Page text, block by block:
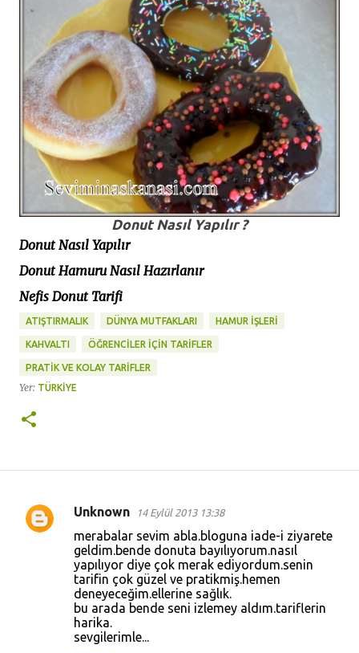
Donut Nasıl Yapılır ?
Donut Nasıl Yapılır
Donut Hamuru Nasıl Hazırlanır
Nefis Donut Tarifi
ATIŞTIRMALIK DÜNYA MUTFAKLARI HAMUR İŞLERİ
KAHVALTI ÖĞRENCİLER İÇİN TARİFLER
PRATİK VE KOLAY TARİFLER
Yer: TÜRKIYE
Y
Unknown 14 Eylül 2013 13:38
merabalar sevim abla.bloguna iade-i ziyarete
geldim.bende donuta bayılıyorum.nasıl
yapılıyor diye çok merak ediyordum.senin
tarifin çok güzel ve pratikmiş.hemen
deneyeceğim.ellerine sağlık.
bu arada bende seni izlemey aldım.tariflerin
harika.
sevgilerimle...